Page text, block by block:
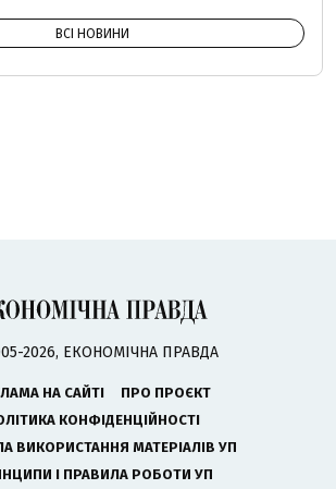
ВСІ НОВИНИ
2026, ЕКОНОМІЧНА ПРАВДА
НА САЙТІ
ПРО ПРОЄКТ
КОНФІДЕНЦІЙНОСТІ
ВИКОРИСТАННЯ МАТЕРІАЛІВ УП
І ПРАВИЛА РОБОТИ УП